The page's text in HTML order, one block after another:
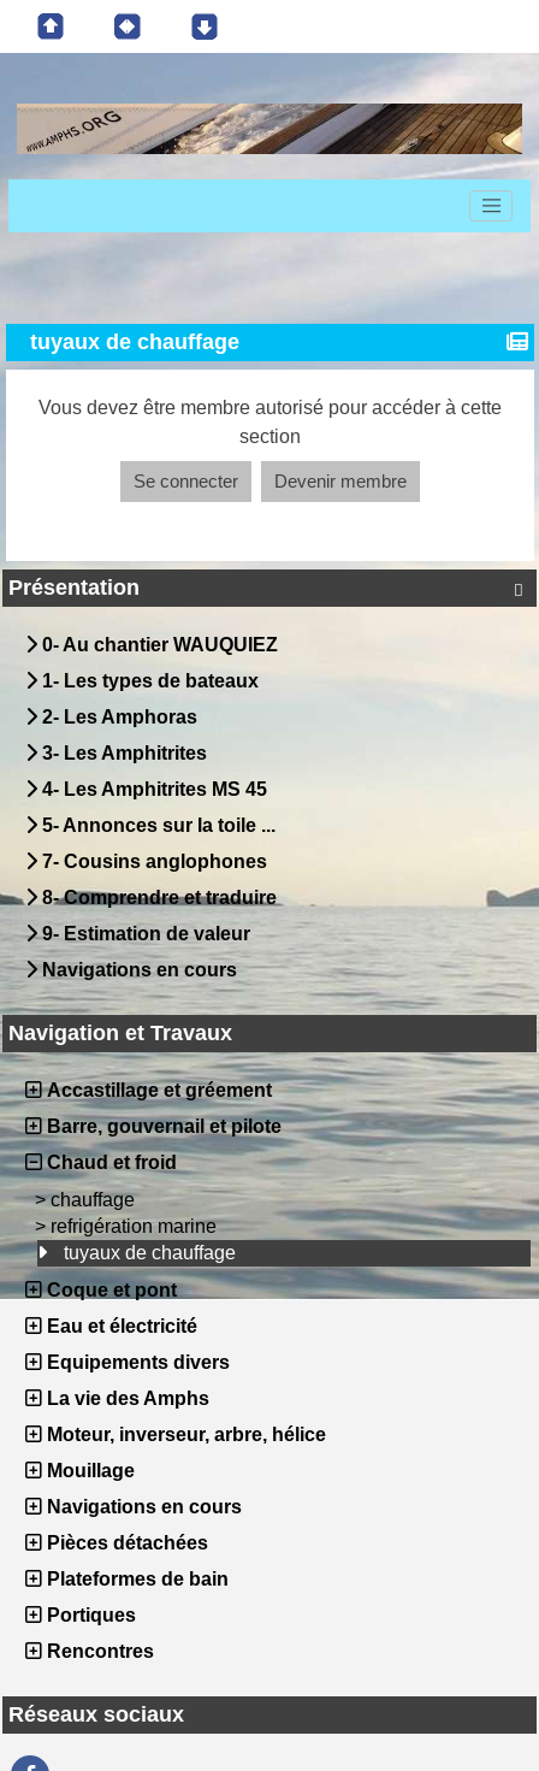

Présentation
0- Au chantier WAUQUIEZ
1- Les types de bateaux
2- Les Amphoras
3- Les Amphitrites
4- Les Amphitrites MS 45
5- Annonces sur la toile ...
7- Cousins anglophones
8- Comprendre et traduire
9- Estimation de valeur
Navigations en cours
Navigation et Travaux
Accastillage et gréement
Barre, gouvernail et pilote
Chaud et froid
>chauffage
> refrigération marine
tuyaux de chauffage
Coque et pont
Eau et électricité
Equipements divers
La vie des Amphs
Moteur, inverseur, arbre, hélice
Mouillage
Navigations en cours
Pièces détachées
Plateformes de bain
Portiques
Rencontres
tuyaux de chauffage
Vous devez être membre autorisé pour accéder à cette
section
Se connecter Devenir membre
Réseaux sociaux